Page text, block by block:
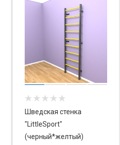
Шведская стенка
"LittleSport"
(черный*желтый)